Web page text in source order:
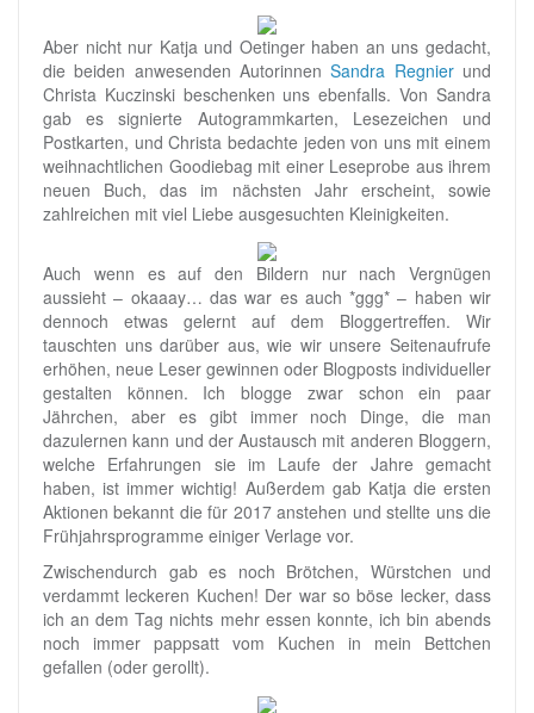
Aber nicht nur Katja und Oetinger haben an uns gedacht,
die beiden anwesenden AutorinnenSandra Regnierund
Christa Kuczinski beschenken uns ebenfalls. Von Sandra
gab es signierte Autogrammkarten, Lesezeichen und
Postkarten, und Christa bedachte jeden von uns mit einem
weihnachtlichen Goodiebag mit einer Leseprobe aus ihrem
neuen Buch, das im nächsten Jahr erscheint, sowie
zahlreichen mit viel Liebe ausgesuchten Kleinigkeiten.
Auch wenn es auf den Bildern nur nach Vergnügen
aussieht – okaaay… das war es auch *ggg* – haben wir
dennoch etwas gelernt auf dem Bloggertreffen. Wir
tauschten uns darüber aus, wie wir unsere Seitenaufrufe
erhöhen, neue Leser gewinnen oder Blogposts individueller
gestalten können. Ich blogge zwar schon ein paar
Jährchen, aber es gibt immer noch Dinge, die man
dazulernen kann und der Austausch mit anderen Bloggern,
welche Erfahrungen sie im Laufe der Jahre gemacht
haben, ist immer wichtig! Außerdem gab Katja die ersten
Aktionen bekannt die für 2017 anstehen und stellte uns die
Frühjahrsprogramme einiger Verlage vor.
Zwischendurch gab es noch Brötchen, Würstchen und
verdammt leckeren Kuchen! Der war so böse lecker, dass
ich an dem Tag nichts mehr essen konnte, ich bin abends
noch immer pappsatt vom Kuchen in mein Bettchen
gefallen (oder gerollt).